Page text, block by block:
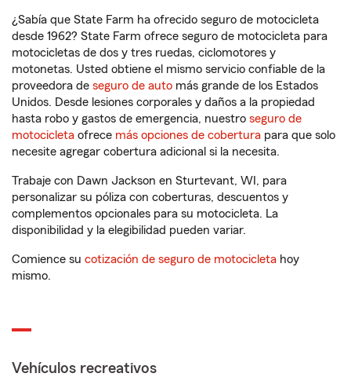
¿Sabía que State Farm ha ofrecido seguro de motocicleta
desde 1962? State Farm ofrece seguro de motocicleta para
motocicletas de dos y tres ruedas, ciclomotores y
motonetas. Usted obtiene el mismo servicio confiable de la
proveedora de seguro de auto más grande de los Estados
Unidos. Desde lesiones corporales y daños a la propiedad
hasta robo y gastos de emergencia, nuestro seguro de
motocicleta ofrece más opciones de cobertura para que solo
necesite agregar cobertura adicional si la necesita.
Trabaje con Dawn Jackson en Sturtevant, WI, para
personalizar su póliza con coberturas, descuentos y
complementos opcionales para su motocicleta. La
disponibilidad y la elegibilidad pueden variar.
Comience su cotización de seguro de motocicleta hoy
mismo.
Vehículos recreativos